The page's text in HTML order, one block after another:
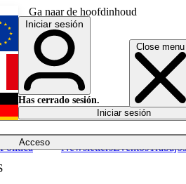
Ga naar de hoofdinhoud
Close menu
Acceso
Política NewslettersEventosTrabajos
English
Français
Iniciar sesión
Has cerrado sesión.
Iniciar sesión